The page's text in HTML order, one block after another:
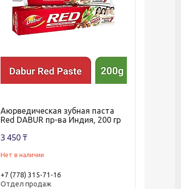
Аюрведическая зубная паста
Red DABUR пр-ва Индия, 200 гр
3 450 ₸
Нет в наличии
+7 (778) 315-71-16
Отдел продаж